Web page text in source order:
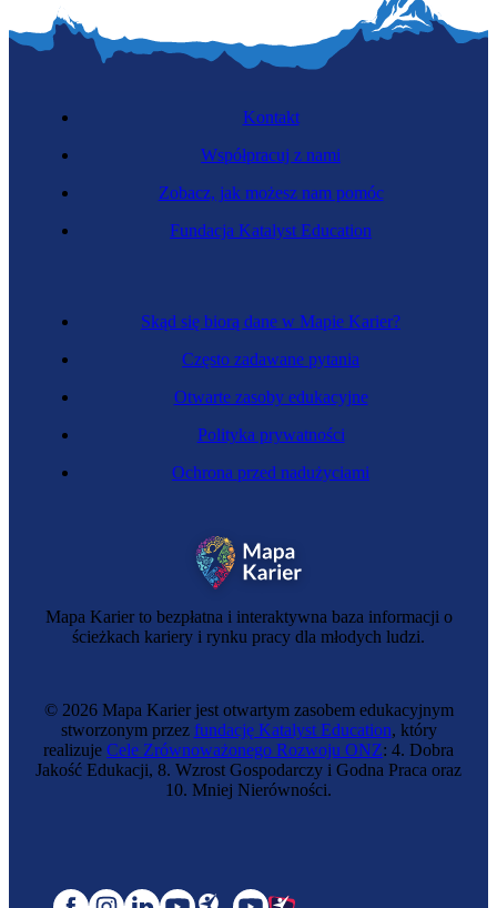
Mapa Karier to bezpłatna i interaktywna baza informacji o
ścieżkach kariery i rynku pracy dla młodych ludzi.
Skąd się biorą dane w Mapie Karier?
Często zadawane pytania
Otwarte zasoby edukacyjne
Polityka prywatności
Ochrona przed nadużyciami
Kontakt
Współpracuj z nami
Zobacz, jak możesz nam pomóc
Fundacja Katalyst Education
© 2026 Mapa Karier jest otwartym zasobem edukacyjnym
stworzonym przez fundację Katalyst Education, który
realizuje Cele Zrównoważonego Rozwoju ONZ: 4. Dobra
Jakość Edukacji, 8. Wzrost Gospodarczy i Godna Praca oraz
10. Mniej Nierówności.